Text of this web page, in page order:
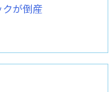
が倒産